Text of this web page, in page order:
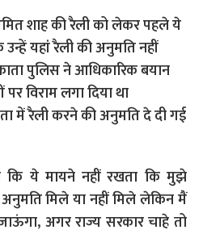
शाह की रैली को लेकर पहले ये
यहां रैली की अनुमति नहीं
पुलिस ने आधिकारिक बयान
विराम लगा दिया था
में रैली करने की अनुमति दे दी गई
कि ये मायने नहीं रखता कि मुझे
मिले या नहीं मिले लेकिन मैं
अगर राज्य सरकार चाहे तो